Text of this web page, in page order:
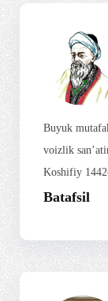
Buyuk
voizlik
Koshifiy
Batafsil